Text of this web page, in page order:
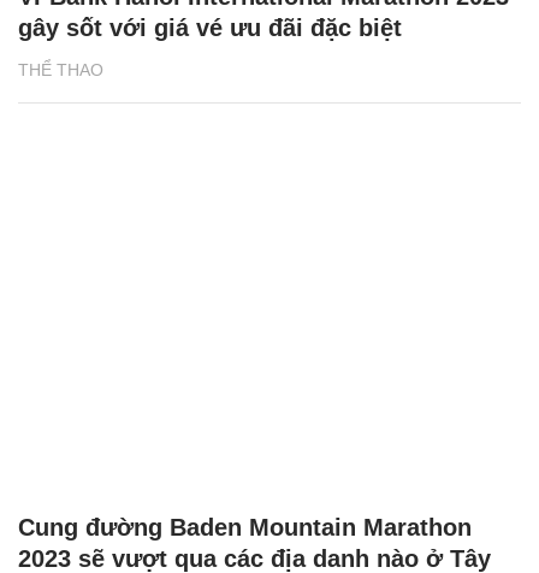
THỂ THAO
gây sốt với giá vé ưu đãi đặc biệt
Cung đường Baden Mountain Marathon
2023 sẽ vượt qua các địa danh nào ở Tây